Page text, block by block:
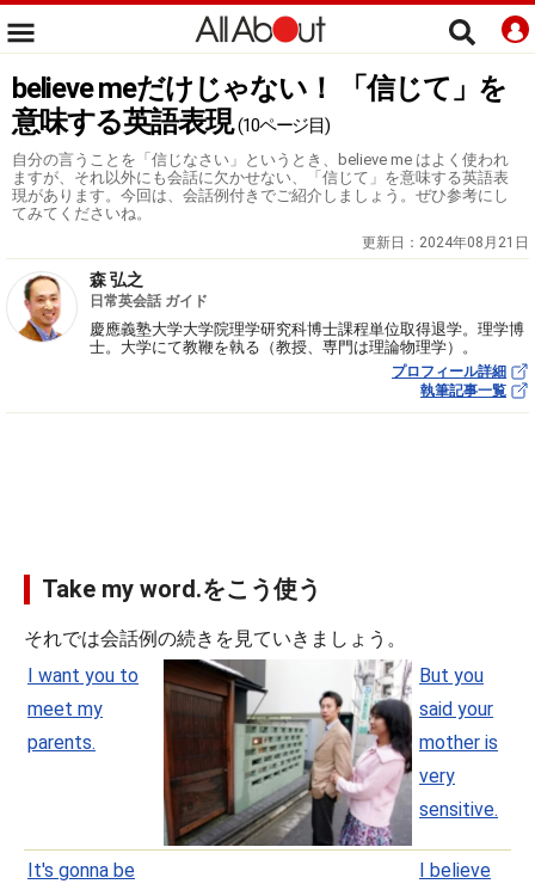
believe meだけじゃない！ 「信じて」を
意味する英語表現 (10ページ目)
自分の言うことを「信じなさい」というとき、believe me はよく使われ
ますが、それ以外にも会話に欠かせない、「信じて」を意味する英語表
現があります。今回は、会話例付きでご紹介しましょう。ぜひ参考にし
てみてくださいね。
更新日： 2024年08月21日
森 弘之
日常英会話 ガイド
慶應義塾大学大学院理学研究科博士課程単位取得退学。理学博
士。大学にて教鞭を執る（教授、専門は理論物理学）。
プロフィール詳細
執筆記事一覧
Take my word.をこう使う
それでは会話例の続きを見ていきましょう。
I want you to
meet my
parents.
But you
said your
mother is
very
sensitive.
It's gonna be
I believe